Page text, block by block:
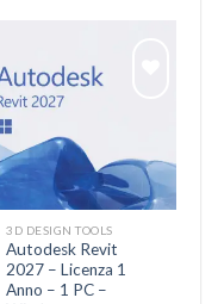
Aggiungi
alla lista
dei
desideri
3D DESIGN TOOLS
Autodesk Revit
2027 – Licenza 1
Anno – 1 PC –